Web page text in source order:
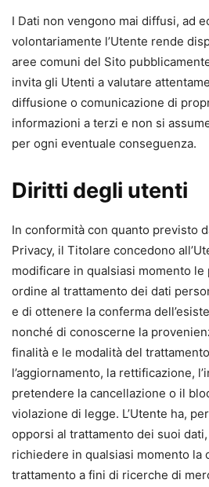
I Dati non vengono mai diffusi, ad
volontariamente l’Utente rende
aree comuni del Sito
invita gli Utenti a valutare
diffusione o comunicazione di
informazioni a terzi e non si
per ogni eventuale conseguenza.
Diritti degli utenti
In conformità con quanto previsto
Privacy, il Titolare concedono
modificare in qualsiasi momento
ordine al trattamento dei dati
e di ottenere la conferma
nonché di conoscerne la
finalità e le modalità del
l’aggiornamento, la rettificazione,
pretendere la cancellazione o il
violazione di legge. L’Utente ha,
opporsi al trattamento dei suoi
richiedere in qualsiasi momento la
trattamento a fini di ricerche di